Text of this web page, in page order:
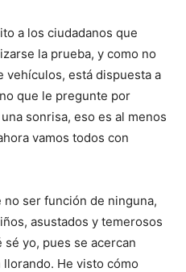
a los ciudadanos que
la prueba, y como no
vehículos, está dispuesta a
que le pregunte por
sonrisa, eso es al menos
vamos todos con
no ser función de ninguna,
asustados y temerosos
sé yo, pues se acercan
He visto cómo